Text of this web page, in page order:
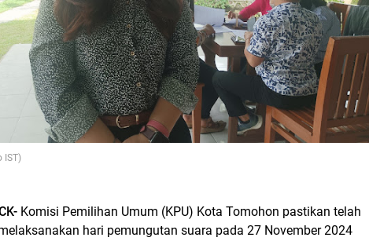
IST)
Komisi Pemilihan Umum (KPU) Kota Tomohon pastikan telah
hari pemungutan suara pada 27 November 2024